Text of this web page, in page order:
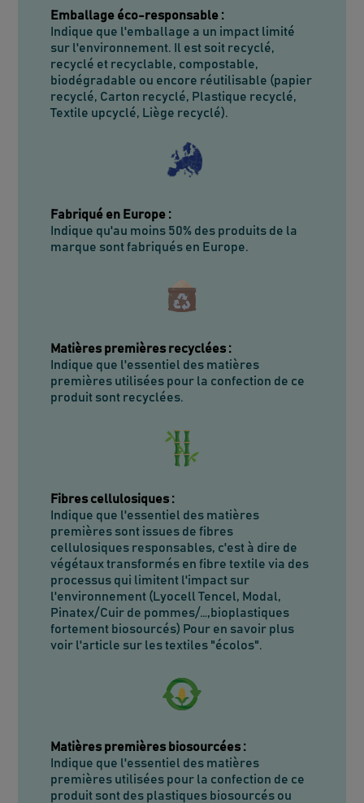
Emballage éco-responsable :
Indique que l'emballage a un impact limité
sur l'environnement. Il est soit recyclé,
recyclé et recyclable, compostable,
biodégradable ou encore réutilisable (papier
recyclé, Carton recyclé, Plastique recyclé,
Textile upcyclé, Liège recyclé).
Fabriqué en Europe :
Indique qu'au moins 50% des produits de la
marque sont fabriqués en Europe.
Matières premières recyclées :
Indique que l'essentiel des matières
premières utilisées pour la confection de ce
produit sont recyclées.
Fibres cellulosiques :
Indique que l'essentiel des matières
premières sont issues de fibres
cellulosiques responsables, c'est à dire de
végétaux transformés en fibre textile via des
processus qui limitent l'impact sur
l'environnement (Lyocell Tencel, Modal,
Pinatex/Cuir de pommes/…,bioplastiques
fortement biosourcés) Pour en savoir plus
voir l'article sur les textiles "écolos".
Matières premières biosourcées :
Indique que l'essentiel des matières
premières utilisées pour la confection de ce
produit sont des plastiques biosourcés ou